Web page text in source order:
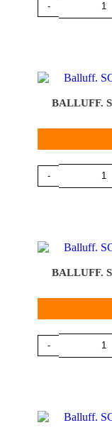
-
BALLUFF.
-
BALLUFF.
-